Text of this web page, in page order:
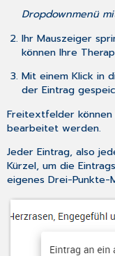
Dropdownmenü
Ihr Mauszeiger
können Ihre
Mit einem Klick in
der Eintrag
Freitextfelder können
bearbeitet werden.
Jeder Eintrag, also
Kürzel, um die
eigenes Drei-Punkte-